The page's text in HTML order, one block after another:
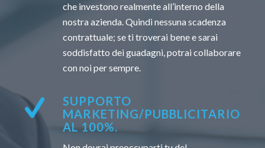
che investono realmente all’interno della
nostra azienda. Quindi nessuna scadenza
contrattuale; se ti troverai bene e sarai
soddisfatto dei guadagni, potrai collaborare
con noi per sempre.
SUPPORTO
MARKETING/PUBBLICITARIO
AL 100%.